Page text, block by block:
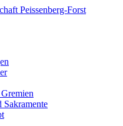
Sakramente